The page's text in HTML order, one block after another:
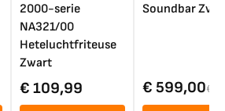
2000-serie
NA321/00
Heteluchtfriteuse
Zwart
€ 109,99
Soundbar
€ 599,00€